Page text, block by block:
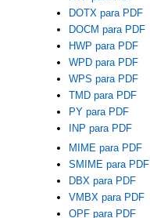
DOTX para PDF
DOCM para PDF
HWP para PDF
WPD para PDF
WPS para PDF
TMD para PDF
PY para PDF
INP para PDF
MIME para PDF
SMIME para PDF
DBX para PDF
VMBX para PDF
OPF para PDF